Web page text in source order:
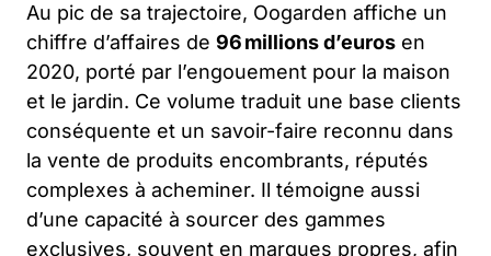
Au pic de sa trajectoire, Oogarden affiche un
chiffre d’affaires de 96 millions d’euros en
2020, porté par l’engouement pour la maison
et le jardin. Ce volume traduit une base clients
conséquente et un savoir-faire reconnu dans
la vente de produits encombrants, réputés
complexes à acheminer. Il témoigne aussi
d’une capacité à sourcer des gammes
exclusives, souvent en marques propres, afin